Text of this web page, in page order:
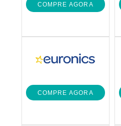
COMPRE AGORA
COMPRE AGORA